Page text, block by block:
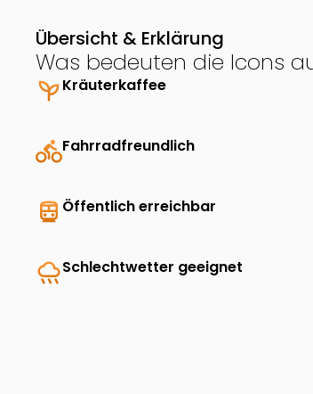
Übersicht & Erklärung
Was bedeuten die Icons
psychiatryKräuterkaffee
directions_bikeFahrradfreundlich
directions_transit Öffentlich erreichbar
rainySchlechtwetter geeignet